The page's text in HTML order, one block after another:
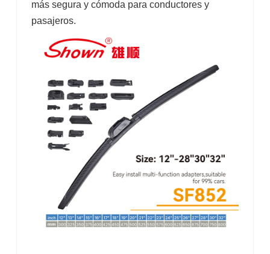
más segura y cómoda para conductores y
pasajeros.